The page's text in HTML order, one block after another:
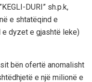
DURI” sh.p.k,
e shtatëqind e
e dyzet e gjashtë leke)
bën ofertë anomalisht
e një milionë e